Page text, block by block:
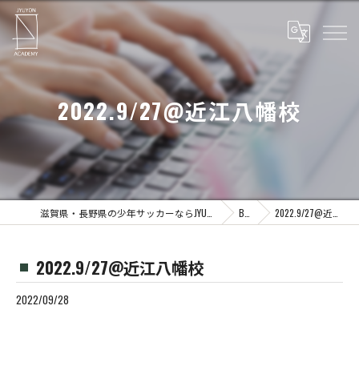
2022.9/27@近江八幡校
Blog 2022.9/27@近江八幡校
2022.9/27@近江八幡校
2022/09/28